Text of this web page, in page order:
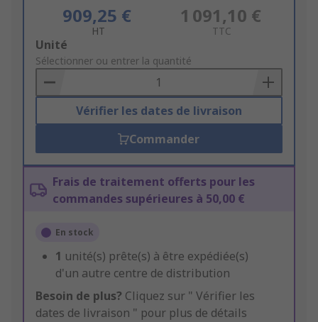
909,25 €
HT
1 091,10 €
TTC
Add
to
Basket
Unité
Sélectionner ou entrer la quantité
Vérifier les dates de livraison
Commander
Frais de traitement offerts pour les
commandes supérieures à 50,00 €
En stock
1 unité(s) prête(s) à être expédiée(s)
d'un autre centre de distribution
Besoin de plus? Cliquez sur " Vérifier les
dates de livraison " pour plus de détails